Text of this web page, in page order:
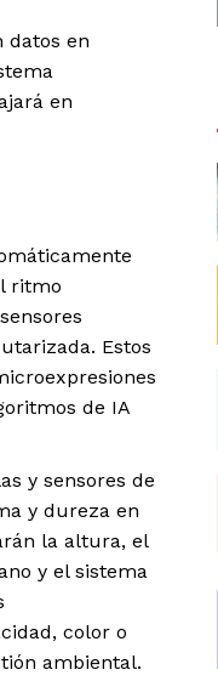
datos en
en
ritmo
Estos
de IA
y sensores de
y dureza en
la altura, el
y el sistema
color o
ambiental.